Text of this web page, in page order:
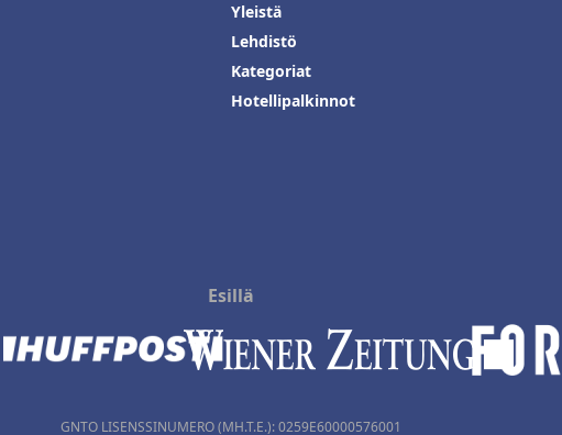
Yleistä
Lehdistö
Kategoriat
Hotellipalkinnot
Esillä
GNTO LISENSSINUMERO (MH.T.E.): 0259Ε60000576001